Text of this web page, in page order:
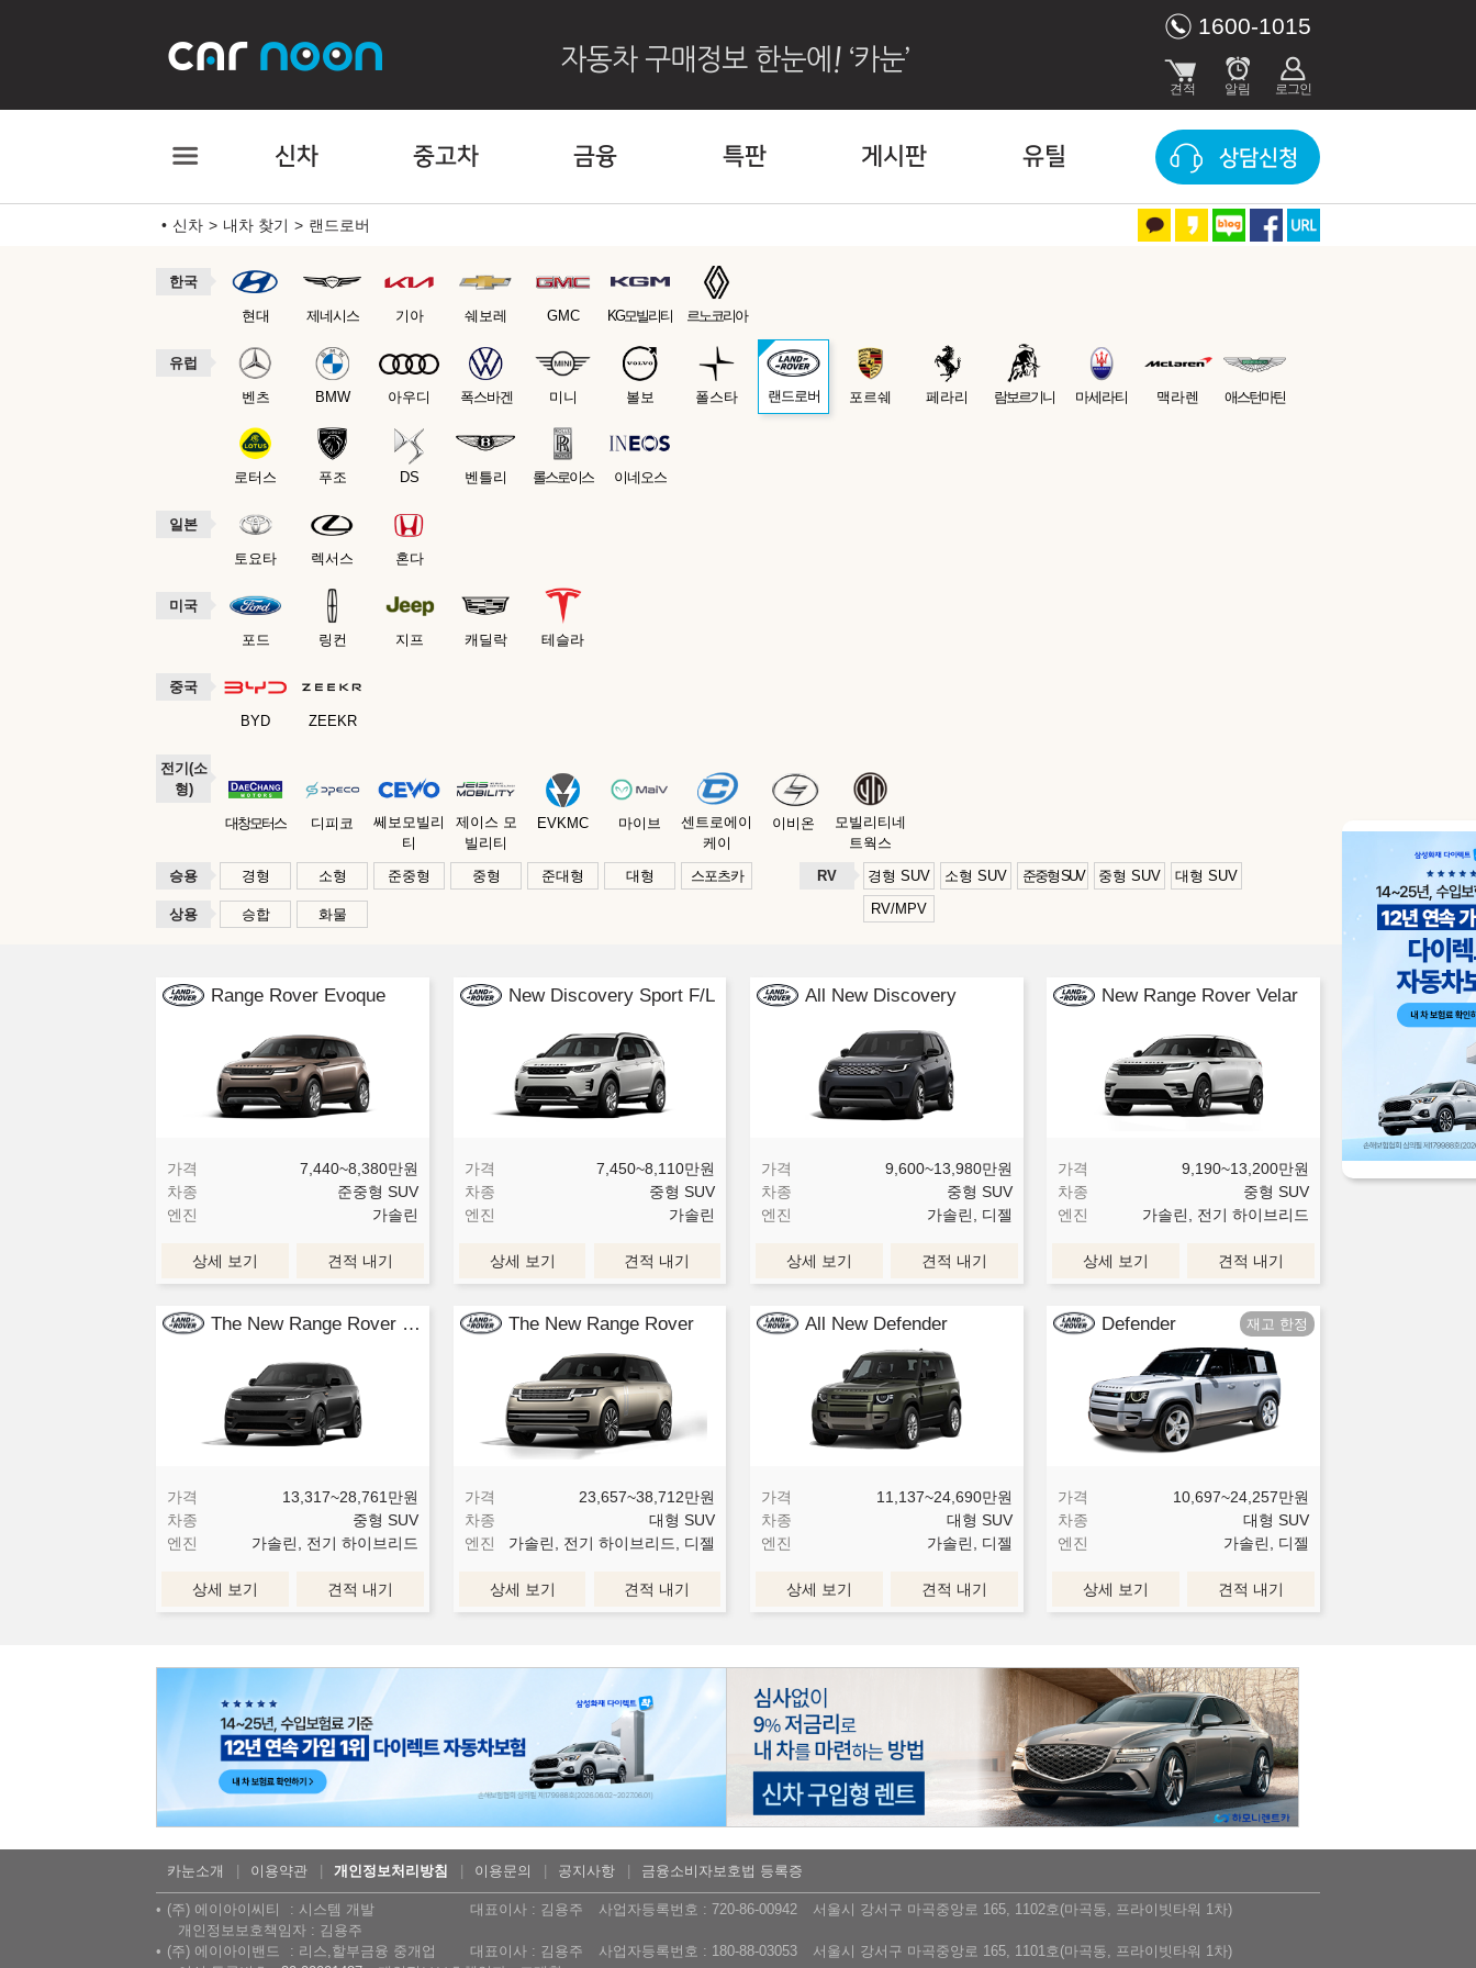
1600-1015
신차 중고차 금융 특판 게시판 유틸 상담신청
신차 내차 찾기 랜드로버
한국
현대 제네시스 기아 쉐보레 GMC KG모빌리티 르노코리아
유럽
벤츠 BMW 아우디 폭스바겐 미니 볼보 폴스타 랜드로버 포르쉐 페라리 람보르기니 마세라티 맥라렌 애스턴마틴
로터스 푸조 DS 벤틀리 롤스로이스 이네오스
일본
토요타 렉서스 혼다
미국
포드 링컨 지프 캐딜락 테슬라
중국
BYD ZEEKR
전기(소
형)
대창모터스 디피코
쎄보모빌리
티
제이스 모
빌리티
EVKMC 마이브
센트로에이
케이
이비온
모빌리티네
트웍스
승용
경형 소형 준중형 중형 준대형 대형 스포츠카 RV 경형 SUV 소형 SUV 준중형 SUV 중형 SUV
대형 SUV
RV/MPV
상용 승합 화물
Range Rover Evoque
가격 7,440~8,380만원
차종
준중형 SUV
엔진
가솔린
상세 보기 견적 내기
New Discovery Sport F/L
가격 7,450~8,110만원
차종
중형 SUV
엔진
가솔린
상세 보기 견적 내기
All New Discovery
가격 9,600~13,980만원
차종
중형 SUV
엔진
가솔린, 디젤
상세 보기 견적 내기
New Range Rover Velar
가격 9,190~13,200만원
차종
중형 SUV
엔진
가솔린, 전기 하이브리드
상세 보기 견적 내기
The New Range Rover Sport
가격 13,317~28,761 만원
차종
중형 SUV
엔진
가솔린, 전기 하이브리드
상세 보기 견적 내기
The New Range Rover
가격 23,657~38,712만원
차종
대형 SUV
엔진
가솔린, 전기 하이브리드, 디젤
상세 보기 견적 내기
All New Defender
가격 11,137~24,690만원
차종
대형 SUV
엔진
가솔린, 디젤
상세 보기 견적 내기
Defender
가격 10,697~24,257만원
차종
대형 SUV
엔진
가솔린, 디젤
상세 보기 견적 내기
카눈소개 이용약관 개인정보처리방침 이용문의 공지사항 금융소비자보호법 등록증
(주) 에이아이씨티 시스템 개발 대표이사 : 김용주 사업자등록번호 : 720-86-00942
서울시 강서구 마곡중앙로 165, 1102호(마곡동, 프라이빗타워 1차)
개인정보보호책임자 : 김용주
(주) 에이아이밴드
리스,할부금융 중개업 대표이사 : 김용주 사업자등록번호 : 180-88-03053
서울시 강서구 마곡중앙로 165, 1101호(마곡동, 프라이빗타워 1차)